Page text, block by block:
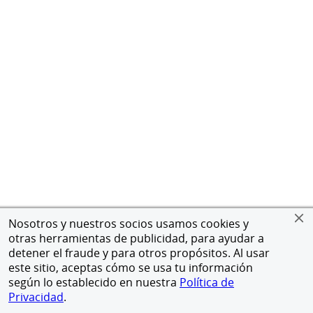
Nosotros y nuestros socios usamos cookies y
otras herramientas de publicidad, para ayudar a
detener el fraude y para otros propósitos. Al usar
este sitio, aceptas cómo se usa tu información
según lo establecido en nuestra Política de
Privacidad.